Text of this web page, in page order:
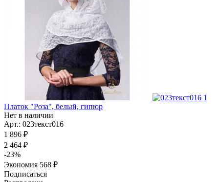
Платок "Роза", белый, гипюр
Нет в наличии
Арт.: 023текст016
1 896 ₽
2 464 ₽
-23%
Экономия 568 ₽
Подписаться